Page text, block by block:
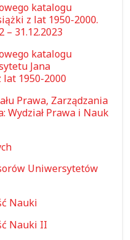
katalogu
z lat 1950-2000.
– 31.12.2023
katalogu
Jana
1950-2000
Prawa, Zarządzania
Wydział Prawa i Nauk
Uniwersytetów
Nauki
Nauki II